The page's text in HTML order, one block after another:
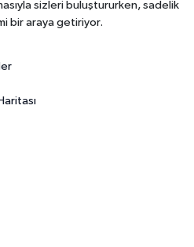
sizleri buluştururken, sadelik
bir araya getiriyor.